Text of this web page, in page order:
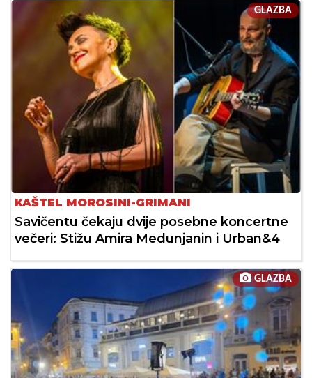
GLAZBA
KAŠTEL MOROSINI-GRIMANI
Savičentu čekaju dvije posebne koncertne
večeri: Stižu Amira Medunjanin i Urban&4
GLAZBA